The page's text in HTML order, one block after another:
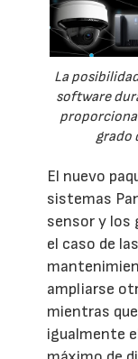
La
software
grado
El nuevo
sistemas
sensor y los
el caso de
ampliarse
mientras
igualmente